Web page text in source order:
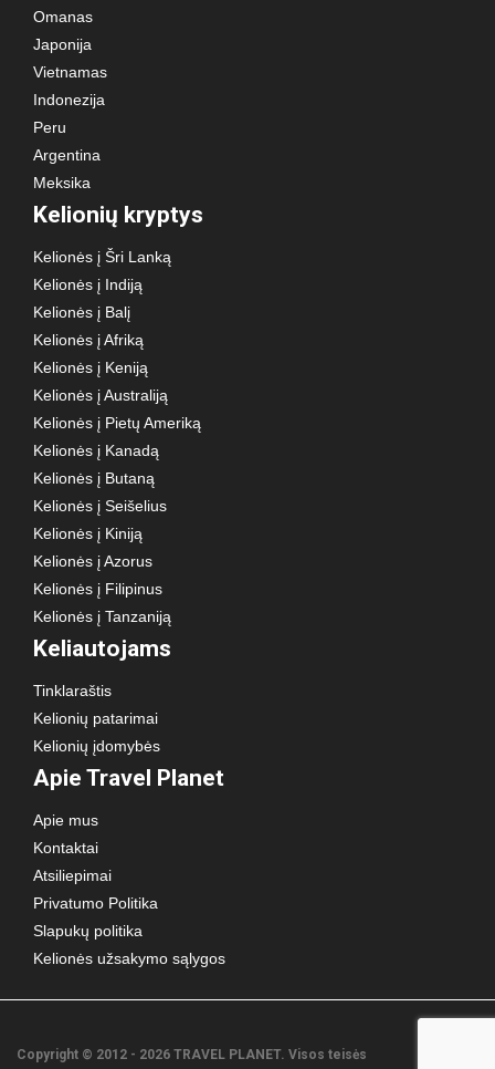
Omanas
Japonija
Vietnamas
Indonezija
Peru
Argentina
Meksika
Kelionių kryptys
Kelionės į Šri Lanką
Kelionės į Indiją
Kelionės į Balį
Kelionės į Afriką
Kelionės į Keniją
Kelionės į Australiją
Kelionės į Pietų Ameriką
Kelionės į Kanadą
Kelionės į Butaną
Kelionės į Seišelius
Kelionės į Kiniją
Kelionės į Azorus
Kelionės į Filipinus
Kelionės į Tanzaniją
Keliautojams
Tinklaraštis
Kelionių patarimai
Kelionių įdomybės
Apie Travel Planet
Apie mus
Kontaktai
Atsiliepimai
Privatumo Politika
Slapukų politika
Kelionės užsakymo sąlygos
Copyright © 2012 - 2026 TRAVEL PLANET. Visos teisės